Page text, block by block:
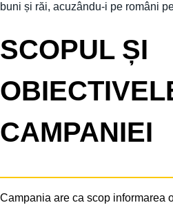
buni și răi, acuzându-i pe români
SCOPUL ȘI
CAMPANIEI
Campania are ca scop informarea